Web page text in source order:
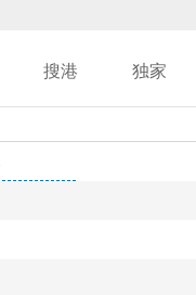
搜港 独家